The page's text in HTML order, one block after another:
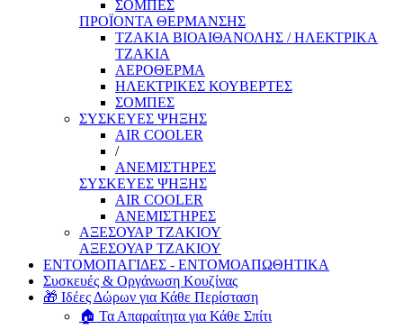
ΣΟΜΠΕΣ
ΠΡΟΪΟΝΤΑ ΘΕΡΜΑΝΣΗΣ
ΤΖΑΚΙΑ ΒΙΟΑΙΘΑΝΟΛΗΣ / ΗΛΕΚΤΡΙΚΑ
ΤΖΑΚΙΑ
ΑΕΡΟΘΕΡΜΑ
ΗΛΕΚΤΡΙΚΕΣ ΚΟΥΒΕΡΤΕΣ
ΣΟΜΠΕΣ
ΣΥΣΚΕΥΕΣ ΨΗΞΗΣ
AIR COOLER
/
ΑΝΕΜΙΣΤΗΡΕΣ
ΣΥΣΚΕΥΕΣ ΨΗΞΗΣ
AIR COOLER
ΑΝΕΜΙΣΤΗΡΕΣ
ΑΞΕΣΟΥΑΡ ΤΖΑΚΙΟΥ
ΑΞΕΣΟΥΑΡ ΤΖΑΚΙΟΥ
ΕΝΤΟΜΟΠΑΓΙΔΕΣ - ΕΝΤΟΜΟΑΠΩΘΗΤΙΚΑ
Συσκευές & Οργάνωση Κουζίνας
🎁 Ιδέες Δώρων για Κάθε Περίσταση
🏠 Τα Απαραίτητα για Κάθε Σπίτι